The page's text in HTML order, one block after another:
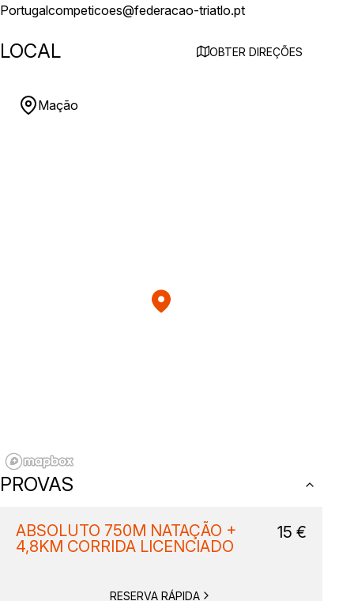
Portugalcompeticoes@federacao-triatlo.pt
LOCAL OBTER DIREÇÕES
Mação
PROVAS
ABSOLUTO 750M NATAÇÃO +
4,8KM CORRIDA LICENCIADO
15 €
RESERVA RÁPIDA